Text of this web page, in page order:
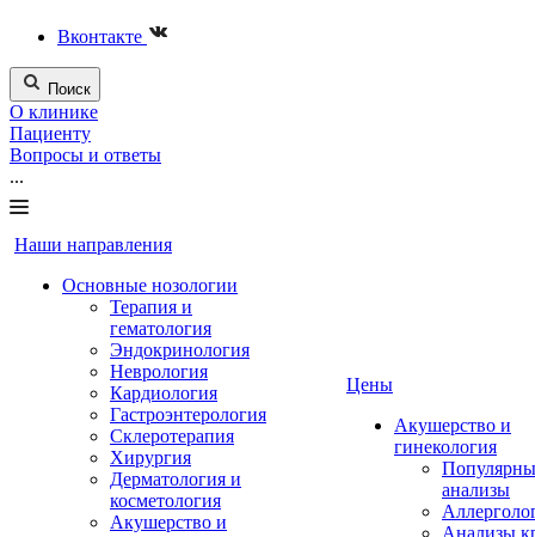
Вконтакте
Поиск
О клинике
Пациенту
Вопросы и ответы
...
Наши направления
Основные нозологии
Терапия и
гематология
Эндокринология
Неврология
Кардиология
Гастроэнтерология
Склеротерапия
Хирургия
Дерматология и
косметология
Акушерство и
Цены
Акушерство и
гинекология
анализы
Анализы